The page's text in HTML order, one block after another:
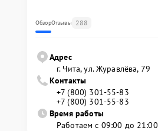
ОбзорОтзывы 288
Адрес
г. Чита, ул. Журавлёва, 79
Контакты
+7 (800) 301-55-83
+7 (800) 301-55-83
Время работы
Работаем с 09:00 до 21:00